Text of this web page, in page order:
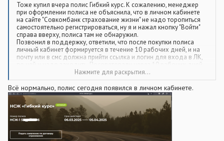
Тоже купил вчера полис Гибкий курс. К сожалению, менеджер
при оформлении полиса не объяснила, что в личном кабинете
на сайте "Совкомбанк страхование жизни" не надо торопиться
самостоятельно регистрироваться, ну я и нажал кнопку "Войти"
справа вверху, полиса там не обнаружил.
Позвонил в поддержку, ответили, что после покупки полиса
личный кабинет формируется в течение 10 рабочих дней, и на
почту или в смс должна прийти ссылка и логин для входа в ЛК,
по ней и надо заходить. Посоветовали через 10 рабочих дней
проверить ЛК, если полис так и появится снова звонить в
поддержку, чтобы удалили личный кабинет который создал
самостоятельно, иначе данные могут задвоиться.
На сайте нашелИнструкцию по входу в личный кабинет,
возможно кому-то пригодится.
Нажмите для раскрытия...
Всё нормально, полис сегодня появился в личном кабинете.